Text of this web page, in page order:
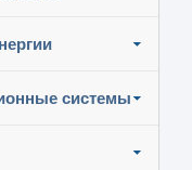
системы